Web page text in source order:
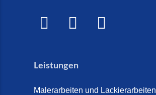
Leistungen
Malerarbeiten und Lackierarbeiten